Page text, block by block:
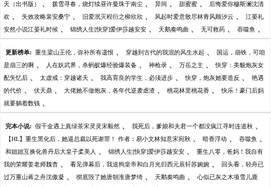
天（出书版） 、 拨雪寻春，烧灯续昼许曼珠于南尘 、 异间 、 甜蜜蜜 、 后悔爱你穆斯澜沈清
欢 、 失效攻略裴安桑宁 、 旧爱泯灭程衍之柳欣欣 、 风起时爱意散尽林青风顾汐云 、 江晏礼
安然小说江晏礼时候 、 锦绣人生[快穿]爱伊莎越安安 、 天鹅奏鸣曲 、 无可救药 、 吞噬鱼 、
更新榜单: 重生梁山王伦，弥补所有遗恨 、 穿越到古代的我混的风生水起 、 国运，崩铁，可咱
是崩三的啊 、 人在妖武界，杀蚂蚁爆经验爆装备 、 神枪录 、 万岳之主 、 快穿：美貌炮灰女
配失忆后 、 太虚戒：穿越诸天 、 我高育良的学生，必须进步 、 快穿，炮灰她要造反 、 艳遇
的代价 、 伏天鼎 、 大佬她不做炮灰，各年代逆袭虐渣 、 桃花林里桃花香 、 快乐！豪门后妈
就要躺着数钱 、
完本小说: 假千金遇上真绿茶宋灵灵宋毅然 、 我死后，爹娘和夫君一个都没疯江寻时连道秋 、
【HL】重生黑化后，她逼总裁以死谢罪！ 作者：易小文林知意宋宛秋 、 暗香浮动 、 吞噬鱼 、
和姐姐互换化兽丹后大皇子柔美人 、 锦绣人生[快穿]爱伊莎越安安 、 重生八零，爸妈！我自有
我的荣耀姜老师魏杳 、 看见弹幕后，我送狗皇帝和白月光归西元辰轩苏婉婉 、 回头看，轻舟已
过万重山蒋之舟沈傲凝 、 彻底毁了她唐朝淮唐梦绮 、 天鹅奏鸣曲 、 心似已灰之木项雪儿鹿